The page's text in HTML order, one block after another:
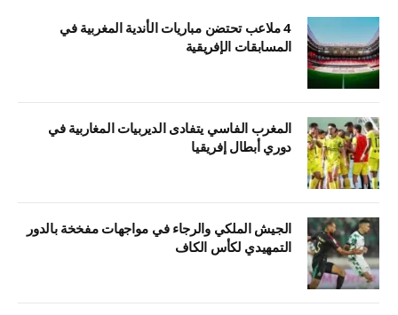
4 ملاعب تحتضن مباريات الأندية المغربية في
المسابقات الإفريقية
المغرب الفاسي يتفادى الديربيات المغاربية في
دوري أبطال إفريقيا
الجيش الملكي والرجاء في مواجهات مفخخة بالدور
التمهيدي لكأس الكاف